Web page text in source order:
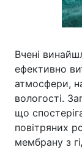
Вчені
ефективно
атмосфери,
вологості.
що
повітряних
мембрану з